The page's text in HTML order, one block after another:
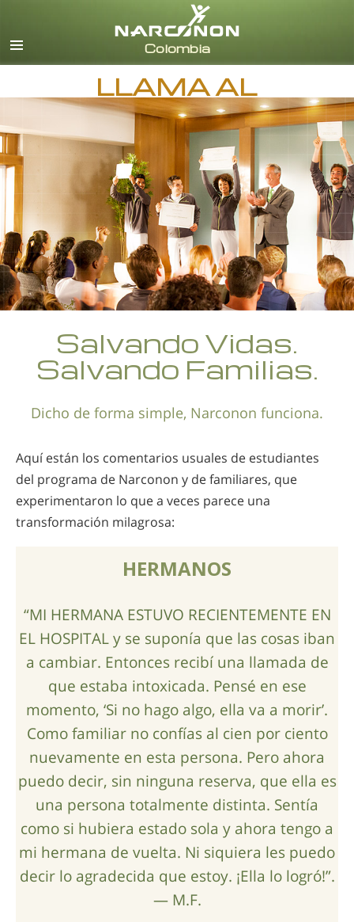
Español
Todas las Regiones/Idiomas
LLAMA AL
Salvando Vidas.
Salvando Familias.
Dicho de forma simple, Narconon funciona.
Aquí están los comentarios usuales de estudiantes
del programa de Narconon y de familiares, que
experimentaron lo que a veces parece una
transformación milagrosa:
HERMANOS
“MI HERMANA ESTUVO RECIENTEMENTE EN
EL HOSPITAL y se suponía que las cosas iban
a cambiar. Entonces recibí una llamada de
que estaba intoxicada. Pensé en ese
momento, ‘Si no hago algo, ella va a morir’.
Como familiar no confías al cien por ciento
nuevamente en esta persona. Pero ahora
puedo decir, sin ninguna reserva, que ella es
una persona totalmente distinta. Sentía
como si hubiera estado sola y ahora tengo a
mi hermana de vuelta. Ni siquiera les puedo
decir lo agradecida que estoy. ¡Ella lo logró!”.
— M.F.